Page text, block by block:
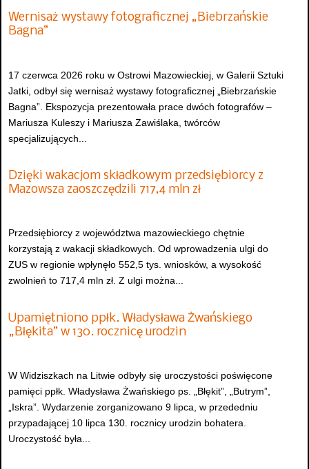
Wernisaż wystawy fotograficznej „Biebrzańskie
Bagna”
17 czerwca 2026 roku w Ostrowi Mazowieckiej, w Galerii Sztuki
Jatki, odbył się wernisaż wystawy fotograficznej „Biebrzańskie
Bagna”. Ekspozycja prezentowała prace dwóch fotografów –
Mariusza Kuleszy i Mariusza Zawiślaka, twórców
specjalizujących...
Dzięki wakacjom składkowym przedsiębiorcy z
Mazowsza zaoszczędzili 717,4 mln zł
Przedsiębiorcy z województwa mazowieckiego chętnie
korzystają z wakacji składkowych. Od wprowadzenia ulgi do
ZUS w regionie wpłynęło 552,5 tys. wniosków, a wysokość
zwolnień to 717,4 mln zł. Z ulgi można...
Upamiętniono ppłk. Władysława Żwańskiego
„Błękita” w 130. rocznicę urodzin
W Widziszkach na Litwie odbyły się uroczystości poświęcone
pamięci ppłk. Władysława Żwańskiego ps. „Błękit”, „Butrym”,
„Iskra”. Wydarzenie zorganizowano 9 lipca, w przededniu
przypadającej 10 lipca 130. rocznicy urodzin bohatera.
Uroczystość była...